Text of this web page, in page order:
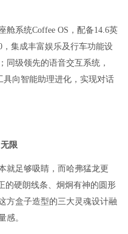
舱系统Coffee OS，配备14.6英
集成丰富娱乐及行车功能设
同级领先的语音交互系统，
具向智能助理进化，实现对话
限
就足够吸睛，而哈弗猛龙更
的硬朗线条、炯炯有神的圆形
方盒子造型的三大灵魂设计融
感。